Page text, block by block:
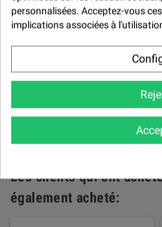

Politique de traitement des avis
Il n'y a pas encore
Les clients qui ont
également acheté:
personnalisées. Acceptez-vous
implications associées à